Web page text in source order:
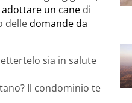
un cane di
delledomande da
sia in salute
Il condominio te